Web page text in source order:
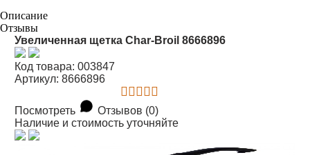
Описание
Отзывы
Увеличенная щетка Char-Broil 8666896
Код товара: 003847
Артикул: 8666896
Посмотреть
Отзывов (0)
Наличие и стоимость уточняйте